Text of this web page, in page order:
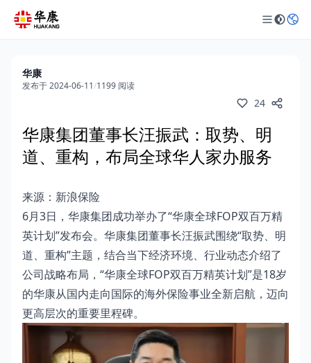
华康
发布于 2024-06-11/1199 阅读
24
华康集团董事长汪振武：取势、明
道、重构，布局全球华人家办服务
来源：新浪保险
6月3日，华康集团成功举办了“华康全球FOP双百万精
英计划”发布会。华康集团董事长汪振武围绕“取势、明
道、重构”主题，结合当下经济环境、行业动态介绍了
公司战略布局，“华康全球FOP双百万精英计划”是18岁
的华康从国内走向国际的海外保险事业全新启航，迈向
更高层次的重要里程碑。